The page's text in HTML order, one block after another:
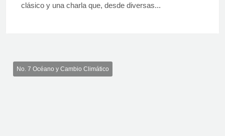
clásico y una charla que, desde diversas...
No. 7 Océano y Cambio Climático